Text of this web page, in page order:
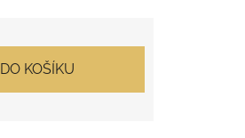
DO KOŠÍKU